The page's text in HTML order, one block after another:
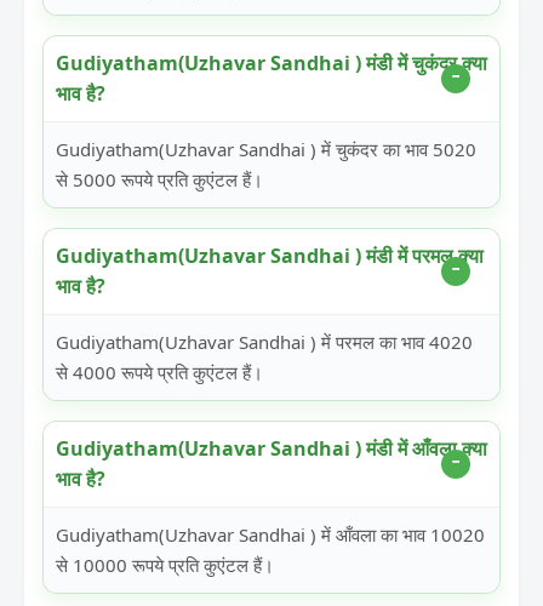
Gudiyatham(Uzhavar Sandhai ) मंडी में चुकंदर क्या
भाव है?
Gudiyatham(Uzhavar Sandhai ) में चुकंदर का भाव 5020
से 5000 रूपये प्रति कुएंटल हैं।
Gudiyatham(Uzhavar Sandhai ) मंडी में परमल क्या
भाव है?
Gudiyatham(Uzhavar Sandhai ) में परमल का भाव 4020
से 4000 रूपये प्रति कुएंटल हैं।
Gudiyatham(Uzhavar Sandhai ) मंडी में आँवला क्या
भाव है?
Gudiyatham(Uzhavar Sandhai ) में आँवला का भाव 10020
से 10000 रूपये प्रति कुएंटल हैं।